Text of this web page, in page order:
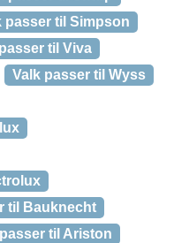
passer til Simpson
til Viva
Valk passer til Wyss
til Bauknecht
til Ariston